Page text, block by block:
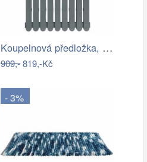
Koupelnová předložka, 50 x 80 cm, šedá,…
909,-819,-Kč
- 3%